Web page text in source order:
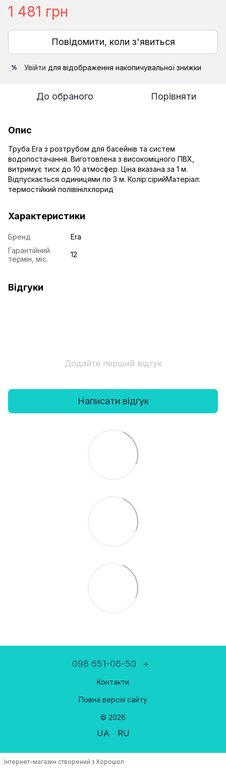
1 481 грн
Повідомити, коли з'явиться
% Увійти для відображення накопичувальної знижки
До обраного Порівняти
Опис
Труба Era з розтрубом для басейнів та систем
водопостачання. Виготовлена з високоміцного ПВХ,
витримує тиск до 10 атмосфер. Ціна вказана за 1 м.
Відпускається одиницями по 3 м. Колір:сірийМатеріал:
термостійкий полівінілхлорид
Характеристики
Бренд
Era
Гарантійний
термін, міс.
12
Відгуки
Додайте перший відгук
Написати відгук
098 651-06-50 +
Контакти
Повна версія сайту
© 2026
UA RU
Інтернет-магазин створений з Хорошоп